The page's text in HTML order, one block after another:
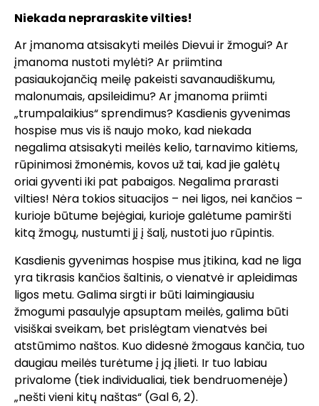
Niekada nepraraskite vilties!
Ar įmanoma atsisakyti meilės Dievui ir žmogui? Ar
įmanoma nustoti mylėti? Ar priimtina
pasiaukojančią meilę pakeisti savanaudiškumu,
malonumais, apsileidimu? Ar įmanoma priimti
„trumpalaikius“ sprendimus? Kasdienis gyvenimas
hospise mus vis iš naujo moko, kad niekada
negalima atsisakyti meilės kelio, tarnavimo kitiems,
rūpinimosi žmonėmis, kovos už tai, kad jie galėtų
oriai gyventi iki pat pabaigos. Negalima prarasti
vilties! Nėra tokios situacijos – nei ligos, nei kančios –
kurioje būtume bejėgiai, kurioje galėtume pamiršti
kitą žmogų, nustumti jį į šalį, nustoti juo rūpintis.
Kasdienis gyvenimas hospise mus įtikina, kad ne liga
yra tikrasis kančios šaltinis, o vienatvė ir apleidimas
ligos metu. Galima sirgti ir būti laimingiausiu
žmogumi pasaulyje apsuptam meilės, galima būti
visiškai sveikam, bet prislėgtam vienatvės bei
atstūmimo naštos. Kuo didesnė žmogaus kančia, tuo
daugiau meilės turėtume į ją įlieti. Ir tuo labiau
privalome (tiek individualiai, tiek bendruomenėje)
„nešti vieni kitų naštas“ (Gal 6, 2).